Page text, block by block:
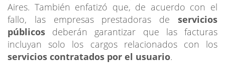
Aires. También enfatizó que, de acuerdo con el
fallo, las empresas prestadoras de servicios
públicos deberán garantizar que las facturas
incluyan solo los cargos relacionados con los
servicios contratados por el usuario.